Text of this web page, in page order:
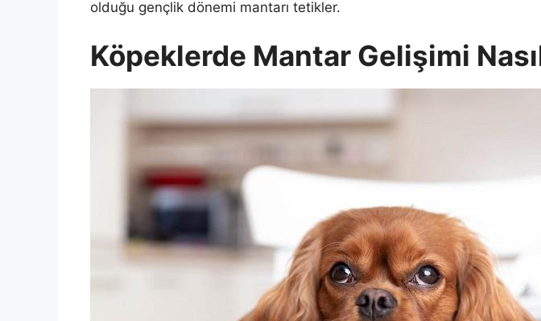
olduğu gençlik dönemi mantarı tetikler.
Köpeklerde Mantar Gelişimi